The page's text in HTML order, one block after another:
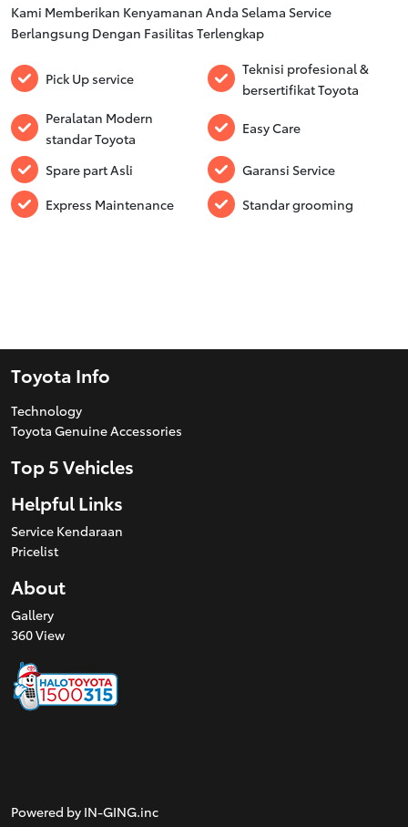
Kami Memberikan Kenyamanan Anda Selama Service
Berlangsung Dengan Fasilitas Terlengkap
Pick Up service
Teknisi profesional &
bersertifikat Toyota
Peralatan Modern
standar Toyota
Easy Care
Spare part Asli
Garansi Service
Express Maintenance
Standar grooming
Toyota Info
Technology
Toyota Genuine Accessories
Top 5 Vehicles
Helpful Links
Service Kendaraan
Pricelist
About
Gallery
360 View
Powered by IN-GING.inc